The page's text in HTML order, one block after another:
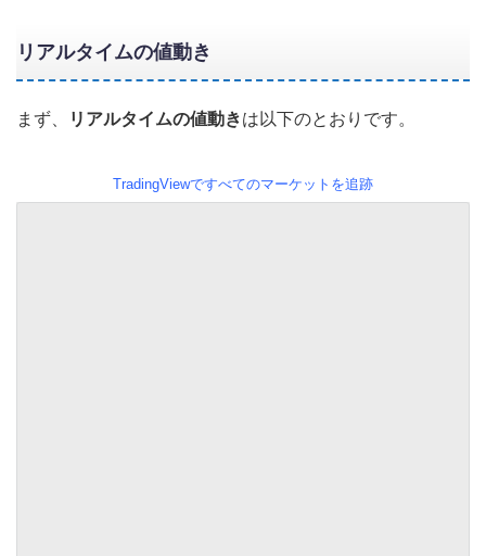
リアルタイムの値動き
まず、 リアルタイムの値動きは以下のとおりです。
TradingViewですべてのマーケットを追跡